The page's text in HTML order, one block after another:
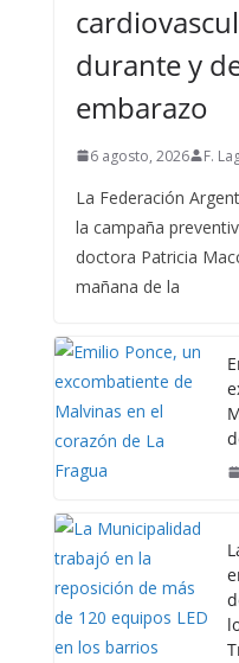
durante y
embarazo
6 agosto, 2026 F.
La Federación
la campaña
doctora Patricia
mañana de la